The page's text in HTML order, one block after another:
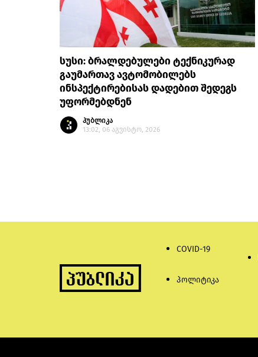
სუსი: ბრალდებულები ტექნიკურად
გაუმართავ ავტომობილებს
ინსპექტირებისას დადებით შედეგს
უფორმებდნენ
პუბლიკა
13:02, 06 აგვისტო, 2026
COVID-19
პოლიტიკა